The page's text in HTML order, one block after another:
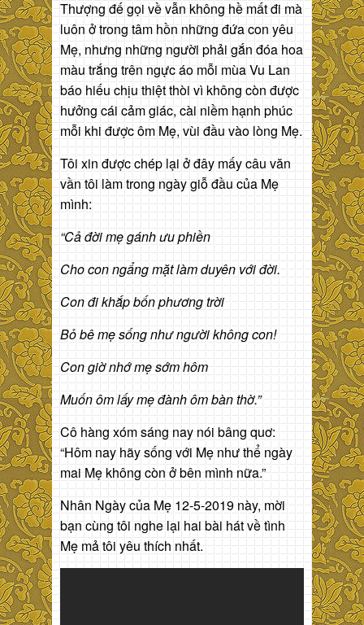
Thượng đế gọi về vẫn không hề mất đi mà
luôn ở trong tâm hồn những đứa con yêu
Mẹ, nhưng những người phải gắn đóa hoa
màu trắng trên ngực áo mỗi mùa Vu Lan
báo hiếu chịu thiệt thòi vì không còn được
hưởng cái cảm giác, cài niềm hạnh phúc
mỗi khi được ôm Mẹ, vùi đầu vào lòng Mẹ.
Tôi xin được chép lại ở đây mấy câu văn
vần tôi làm trong ngày giỗ đầu của Mẹ
mình:
“Cả đời mẹ gánh ưu phiền
Cho con ngẩng mặt làm duyên với đời.
Con đi khắp bốn phương trời
Bỏ bê mẹ sống như người không con!
Con giờ nhớ mẹ sớm hôm
Muốn ôm lấy mẹ đành ôm bàn thờ.”
Cô hàng xóm sáng nay nói bâng quơ:
“Hôm nay hãy sống với Mẹ như thể ngày
mai Mẹ không còn ở bên mình nữa.”
Nhân Ngày của Mẹ 12-5-2019 này, mời
bạn cùng tôi nghe lại hai bài hát về tình
Mẹ mả tôi yêu thích nhất.